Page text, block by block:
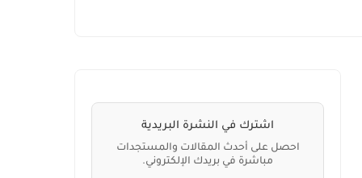
اشترك في النشرة البريدية
احصل على أحدث المقالات والمستجدات
مباشرة في بريدك الإلكتروني.